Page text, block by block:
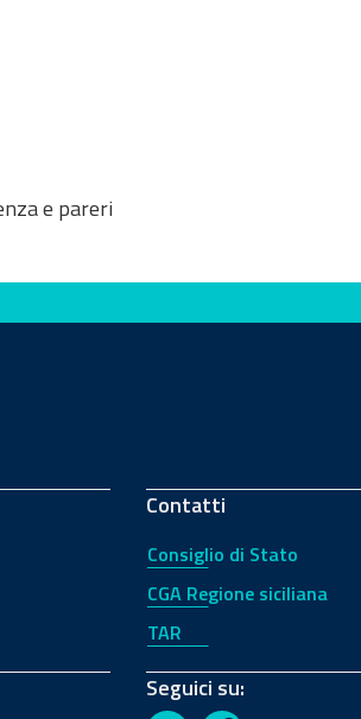
e pareri
Contatti
Consiglio di Stato
CGA Regione siciliana
TAR
Seguici su: